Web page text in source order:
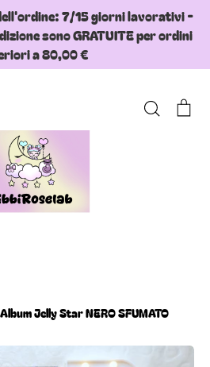
7/15 giorni lavorativi -
sono GRATUITE per ordini
a 80,00 €
Search
Jelly Star NERO SFUMATO